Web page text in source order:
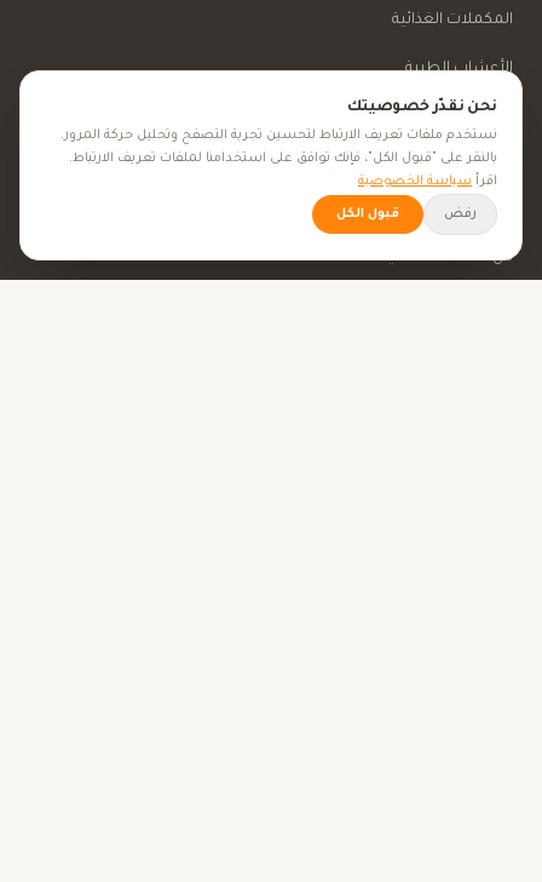
المكملات الغذائية
الأعشاب الطبية
الجمال والعناية
الأهداف الصحية
كل الأهداف الصحية
نحن نقدّر خصوصيتك
نستخدم ملفات تعريف الارتباط لتحسين تجربة التصفح وتحليل حركة المرور.
بالنقر على "قبول الكل"، فإنك توافق على استخدامنا لملفات تعريف الارتباط.
اقرأ سياسة الخصوصية
رفض قبول الكل